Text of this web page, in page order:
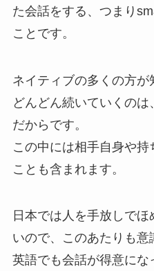
た会話をする、つまり
ことです。
ネイティブの多くの方
どんどん続いていくの
だからです。
この中には相手自身や
ことも含まれます。
日本では人を手放しで
いので、このあたりも意
英語でも会話が得意にな